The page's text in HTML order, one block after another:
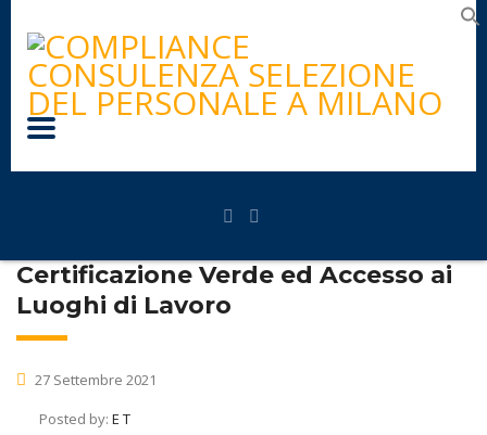
Certificazione Verde ed Accesso ai
Luoghi di Lavoro
27 Settembre 2021
Posted by: E T